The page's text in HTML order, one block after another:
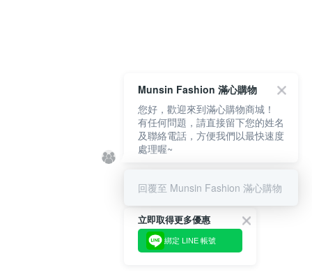
立即取得更多優惠
綁定 LINE 帳號
Munsin Fashion 滿心購物
您好，歡迎來到滿心購物商城！
有任何問題，請直接留下您的姓名
及聯絡電話，方便我們以最快速度
處理喔~
回覆至 Munsin Fashion 滿心購物